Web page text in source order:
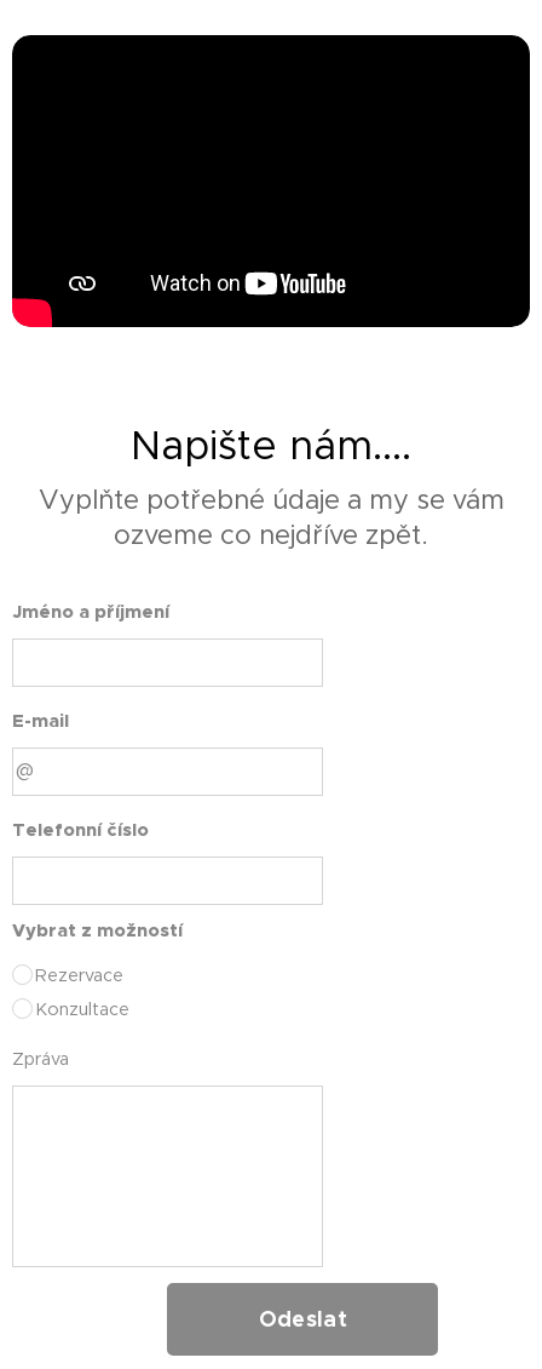
Napište nám....
Vyplňte potřebné údaje a my se vám
ozveme co nejdříve zpět.
Jméno a příjmení
E-mail
Telefonní číslo
Vybrat z možností
Rezervace
Konzultace
Zpráva
Odeslat